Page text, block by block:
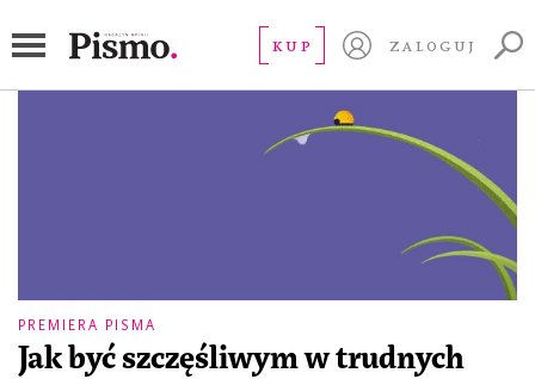
KUP ZALOGUJ
PREMIERA PISMA
Jak być szczęśliwym w trudnych